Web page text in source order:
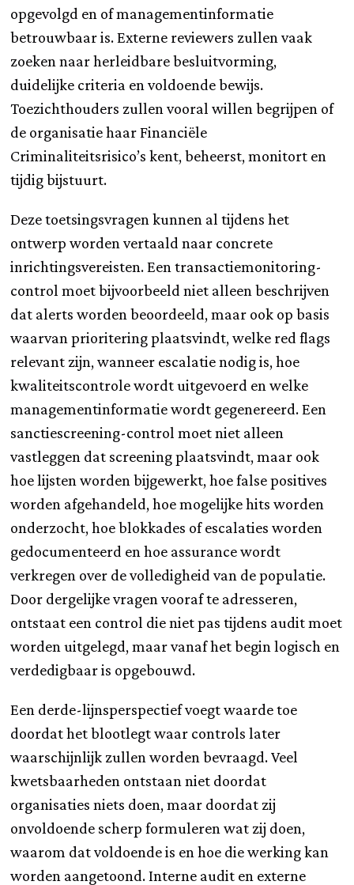
opgevolgd en of managementinformatie
betrouwbaar is. Externe reviewers zullen vaak
zoeken naar herleidbare besluitvorming,
duidelijke criteria en voldoende bewijs.
Toezichthouders zullen vooral willen begrijpen of
de organisatie haar Financiële
Criminaliteitsrisico’s kent, beheerst, monitort en
tijdig bijstuurt.
Deze toetsingsvragen kunnen al tijdens het
ontwerp worden vertaald naar concrete
inrichtingsvereisten. Een transactiemonitoring-
control moet bijvoorbeeld niet alleen beschrijven
dat alerts worden beoordeeld, maar ook op basis
waarvan prioritering plaatsvindt, welke red flags
relevant zijn, wanneer escalatie nodig is, hoe
kwaliteitscontrole wordt uitgevoerd en welke
managementinformatie wordt gegenereerd. Een
sanctiescreening-control moet niet alleen
vastleggen dat screening plaatsvindt, maar ook
hoe lijsten worden bijgewerkt, hoe false positives
worden afgehandeld, hoe mogelijke hits worden
onderzocht, hoe blokkades of escalaties worden
gedocumenteerd en hoe assurance wordt
verkregen over de volledigheid van de populatie.
Door dergelijke vragen vooraf te adresseren,
ontstaat een control die niet pas tijdens audit moet
worden uitgelegd, maar vanaf het begin logisch en
verdedigbaar is opgebouwd.
Een derde-lijnsperspectief voegt waarde toe
doordat het blootlegt waar controls later
waarschijnlijk zullen worden bevraagd. Veel
kwetsbaarheden ontstaan niet doordat
organisaties niets doen, maar doordat zij
onvoldoende scherp formuleren wat zij doen,
waarom dat voldoende is en hoe die werking kan
worden aangetoond. Interne audit en externe